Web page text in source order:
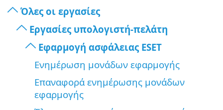
Όλες οι εργασίες
Εργασίες υπολογιστή-πελάτη
Εφαρμογή ασφάλειας ESET
Ενημέρωση μονάδων εφαρμογής
Επαναφορά ενημέρωσης μονάδων
εφαρμογής